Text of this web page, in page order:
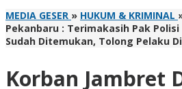
MEDIA GESER » HUKUM & KRIMINAL
Pekanbaru : Terimakasih Pak Polisi
Sudah Ditemukan, Tolong Pelaku
Korban Jambret